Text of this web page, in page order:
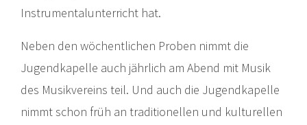
Instrumentalunterricht hat.
Neben den wöchentlichen Proben nimmt die
Jugendkapelle auch jährlich am Abend mit Musik
des Musikvereins teil. Und auch die Jugendkapelle
nimmt schon früh an traditionellen und kulturellen